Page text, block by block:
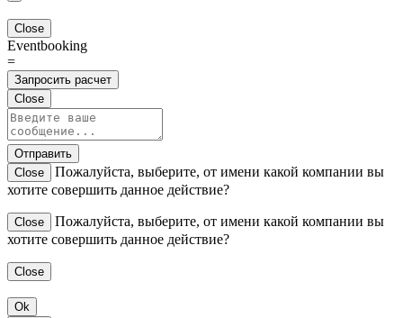
Close
Eventbooking
=
Запросить расчет
Close
Отправить
Close
Пожалуйста, выберите, от имени какой компании вы
хотите совершить данное действие?
Close
Пожалуйста, выберите, от имени какой компании вы
хотите совершить данное действие?
Close
Ok